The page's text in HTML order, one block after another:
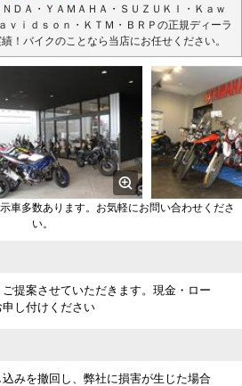
ＤＡ・ＹＡＭＡＨＡ・ＳＵＺＵＫＩ・Ｋａｗ
ｖｉｄｓｏｎ・ＫＴＭ・ＢＲＰの正規ディーラ
！バイクのことなら当店にお任せください。
車多数あります。お気軽にお問い合わせくださ
い。
提案させていただきます。現金・ロー
し付けください
みを撤回し、弊社に損害が生じた場合